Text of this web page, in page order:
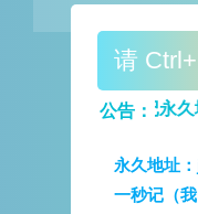
请
公告：
牢记永久
永久地址
一秒记（